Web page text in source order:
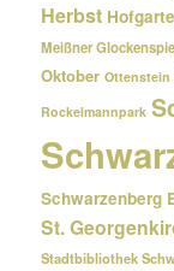
Herbst
Meißner
Oktober Ottenstein
Rockelmannpark
Schwarzenberg
St.
Stadtbibliothek